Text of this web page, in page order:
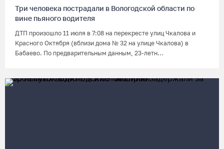
Три человека пострадали в Вологодской области по
вине пьяного водителя
ДТП произошло 11 июля в 7:08 на перекресте улиц Чкалова и
Красного Октября (вблизи дома № 32 на улице Чкалова) в
Бабаево. По предварительным данным, 23-летн...